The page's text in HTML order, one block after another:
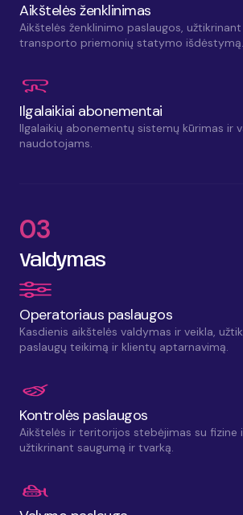
Aikštelės ženklinimas
Aikštelės ženklinimo paslaugos,
transporto priemonių statymo išdėstymą.
Ilgalaikiai abonementai
Ilgalaikių abonementų sistemų kūrimas ir
naudotojams.
03
Valdymas
Operatoriaus paslaugos
Kasdienis aikštelės valdymas ir veikla,
paslaugų teikimą ir klientų aptarnavimą.
Kontrolės paslaugos
Aikštelės ir teritorijos stebėjimas su fizine
užtikrinant saugumą ir tvarką.